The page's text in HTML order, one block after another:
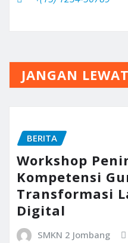
JANGAN
BERITA
Workshop
Kompetensi
Transformasi
Digital
SMKN 2 Jombang